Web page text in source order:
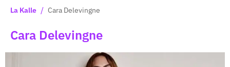
La Kalle / Cara Delevingne
Cara Delevingne